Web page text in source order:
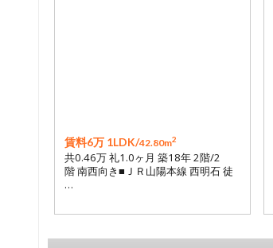
賃料6万 1LDK/42.80m2
共0.46万 礼1.0ヶ月 築18年 2階/2
階 南西向き■ＪＲ山陽本線 西明石 徒
…